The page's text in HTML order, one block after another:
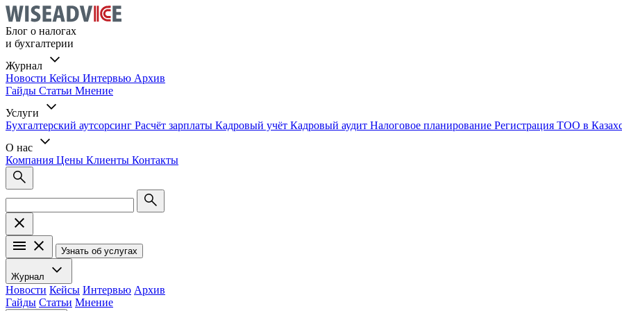
Блог о налогах
и бухгалтерии
Журнал
Новости Кейсы Интервью Архив
Гайды Статьи Мнение
Услуги
Бухгалтерский аутсорсинг Расчёт зарплаты Кадровый учёт Кадровый аудит Налоговое планирование Регистрация ТОО в
О нас
Компания Цены Клиенты Контакты
Узнать об услугах
Журнал
Новости Кейсы Интервью Архив
Гайды Статьи Мнение